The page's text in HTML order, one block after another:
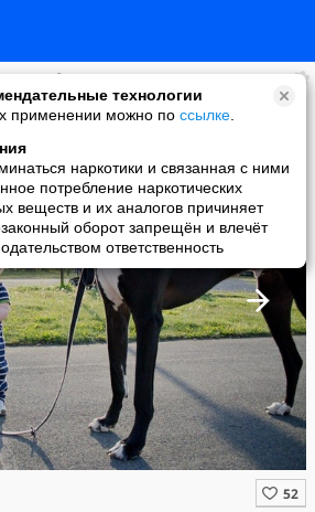
технологии
применении можно по ссылке
наркотики и связанная с ними
потребление наркотических
веществ и их аналогов причиняет
оборот запрещён и влечёт
ответственность
🐾